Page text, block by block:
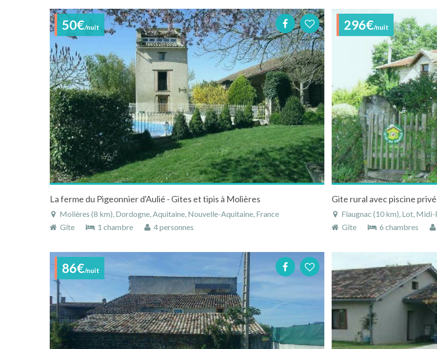
50€/nuit
La ferme du Pigeonnier d'Aulié - Gites et tipis à Molières
Molières (8 km), Dordogne, Aquitaine, Nouvelle-Aquitaine, France
Gîte
1 chambre 4 personnes
296€/nuit
Gite rural avec piscine
Flaugnac (10 km), Lot, Midi-
Gîte
6 chambres
86€/nuit